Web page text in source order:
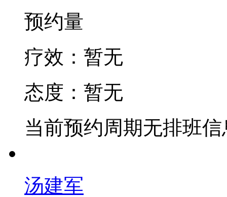
预约量
疗效： 暂无
态度： 暂无
当前预约周期无排班信
汤建军